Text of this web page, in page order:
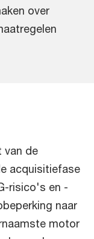
over
van de
acquisitiefase
risico's en -
naar
motor